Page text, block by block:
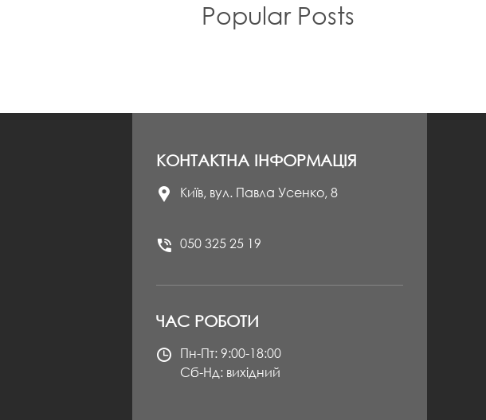
Popular Posts
КОНТАКТНА ІНФОРМАЦІЯ
Київ, вул. Павла Усенко, 8
050 325 25 19
ЧАС РОБОТИ
Пн-Пт: 9:00-18:00
Сб-Нд: вихідний